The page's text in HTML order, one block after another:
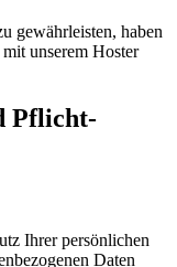
gewährleisten, haben
unserem Hoster
Pflicht­
Ihrer persönlichen
Daten